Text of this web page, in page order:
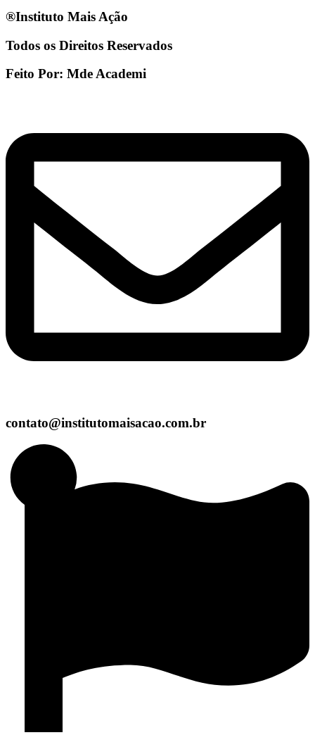
®Instituto Mais Ação
Todos os Direitos Reservados
Feito Por: Mde Academi
contato@institutomaisacao.com.br